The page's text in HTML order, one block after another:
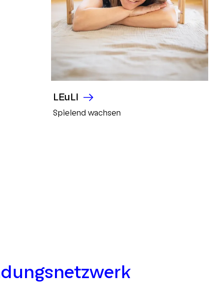
LEuLI
Spielend wachsen